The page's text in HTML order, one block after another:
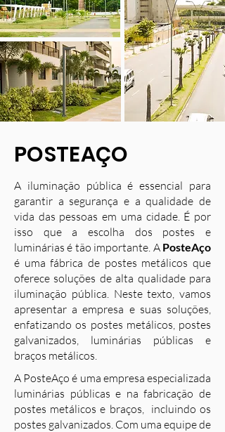
POSTEAÇO
A iluminação pública é essencial para
garantir a segurança e a qualidade de
vida das pessoas em uma cidade. É por
isso que a escolha dos postes e
luminárias é tão importante. A PosteAço
é uma fábrica de postes metálicos que
oferece soluções de alta qualidade para
iluminação pública. Neste texto, vamos
apresentar a empresa e suas soluções,
enfatizando os postes metálicos, postes
galvanizados, luminárias públicas e
braços metálicos.
A PosteAço é uma empresa especializada
luminárias públicas e na fabricação de
postes metálicos e braços, incluindo os
postes galvanizados. Com uma equipe de